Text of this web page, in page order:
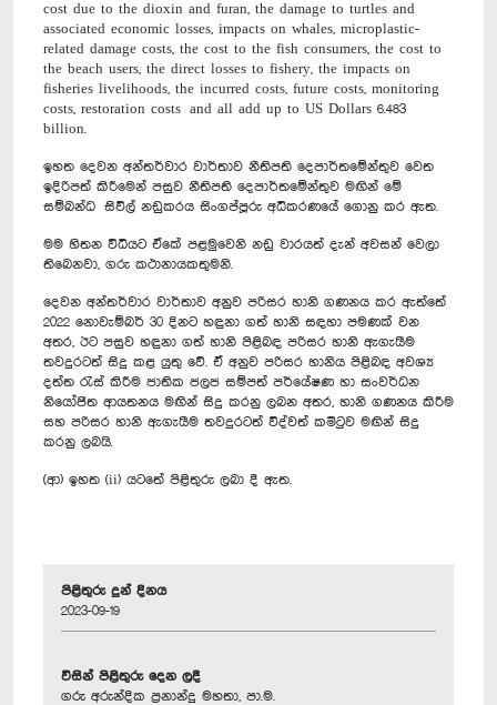
cost due to the dioxin and furan, the damage to turtles and
associated economic losses, impacts on whales, microplastic-
related damage costs, the cost to the fish consumers, the cost to
the beach users, the direct losses to fishery, the impacts on
fisheries livelihoods, the incurred costs, future costs, monitoring
costs, restoration costs and all add up to US Dollars 6.483
billion.
ඉහත දෙවන අන්තර්වාර වාර්තාව නීතිපති දෙපාර්තමේන්තුව වෙත
ඉදිරිපත් කිරීමෙන් පසුව නීතිපති දෙපාර්තමේන්තුව මඟින් මේ
සම්බන්ධ සිවිල් නඩුකරය සිංගප්පූරු අධිකරණයේ ගොනු කර ඇත.
මම හිතන විධියට ඒකේ පළමුවෙනි නඩු වාරයත් දැන් අවසන් වෙලා
තිබෙනවා, ගරු කථානායකතුමනි.
දෙවන අන්තර්වාර වාර්තාව අනුව පරිසර හානි ගණනය කර ඇත්තේ
2022 නොවැම්බර් 30 දිනට හඳුනා ගත් හානි සඳහා පමණක් වන
අතර, ඊට පසුව හඳුනා ගත් හානි පිළිබඳ පරිසර හානි ඇගැයීම
තවදුරටත් සිදු කළ යුතු වේ. ඒ අනුව පරිසර හානිය පිළිබඳ අවශ්‍ය
දත්ත රැස් කිරීම ජාතික ජලජ සම්පත් පර්යේෂණ හා සංවර්ධන
නියෝජිත ආයතනය මඟින් සිදු කරනු ලබන අතර, හානි ගණනය කිරීම
සහ පරිසර හානි ඇගැයීම තවදුරටත් විද්වත් කමිටුව මඟින් සිදු
කරනු ලබයි.
(ආ) ඉහත (ii) යටතේ පිළිතුරු ලබා දී ඇත.
පිළිතුරු දුන් දිනය
2023-09-19
විසින් පිළිතුරු දෙන ලදී
ගරු අරුන්දික ප්‍රනාන්දු මහතා, පා.ම.